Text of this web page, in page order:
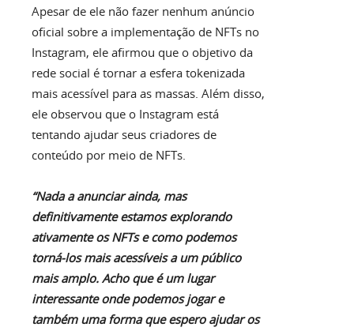
Apesar de ele não fazer nenhum anúncio
oficial sobre a implementação de NFTs no
Instagram, ele afirmou que o objetivo da
rede social é tornar a esfera tokenizada
mais acessível para as massas. Além disso,
ele observou que o Instagram está
tentando ajudar seus criadores de
conteúdo por meio de NFTs.
“Nada a anunciar ainda, mas
definitivamente estamos explorando
ativamente os NFTs e como podemos
torná-los mais acessíveis a um público
mais amplo. Acho que é um lugar
interessante onde podemos jogar e
também uma forma que espero ajudar os